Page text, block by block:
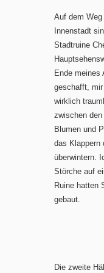
Auf dem
Innenstadt
Stadtruine
Ende meines
geschafft,
wirklich
zwischen
Blumen und
das Klappern
überwintern.
Störche auf
Ruine hatten
gebaut.
Die zweite